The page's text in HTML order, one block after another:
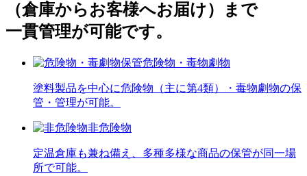
（倉庫からお客様へお届け）まで
一貫管理が可能です。
危険物・毒物劇物
塗料製品を中心に危険物（主に第4類）・毒物劇物の保
管・管理が可能。
非危険物
定温倉庫も兼ね備え、多種多様な商品の保管が同一場
所で可能。